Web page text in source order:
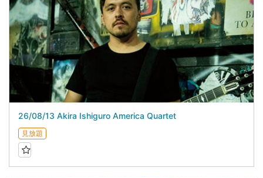
26/08/13 Akira Ishiguro America Quartet
見放題